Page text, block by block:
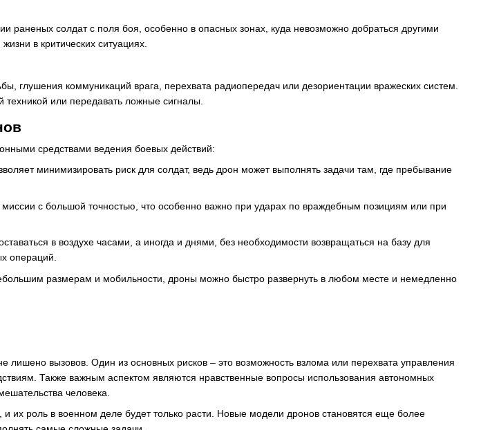
раненых солдат с поля боя, особенно в опасных зонах, куда невозможно добраться другими
в критических ситуациях.
глушения коммуникаций врага, перехвата радиопередач или дезориентации вражеских систем.
или передавать ложные сигналы.
средствами ведения боевых действий:
минимизировать риск для солдат, ведь дрон может выполнять задачи там, где пребывание
с большой точностью, что особенно важно при ударах по враждебным позициям или при
в воздухе часами, а иногда и днями, без необходимости возвращаться на базу для
операций.
размерам и мобильности, дроны можно быстро развернуть в любом месте и немедленно
лишено вызовов. Один из основных рисков – это возможность взлома или перехвата управления
Также важным аспектом являются нравственные вопросы использования автономных
человека.
их роль в военном деле будет только расти. Новые модели дронов становятся еще более